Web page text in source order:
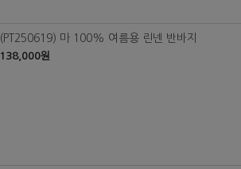
(PT250619) 마 100% 여름용 린넨 반바지
138,000원